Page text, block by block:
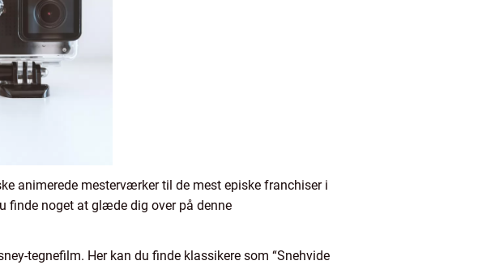
animerede mesterværker til de mest episke franchiser i
finde noget at glæde dig over på denne
tegnefilm. Her kan du finde klassikere som “Snehvide